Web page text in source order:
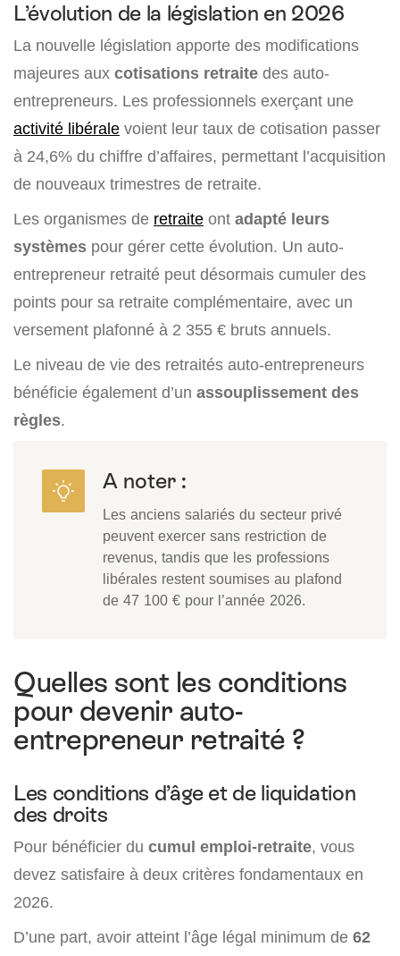
L’évolution de la législation en 2026
La nouvelle législation apporte des modifications
majeures aux cotisations retraite des auto-
entrepreneurs. Les professionnels exerçant une
activité libérale voient leur taux de cotisation passer
à 24,6% du chiffre d’affaires, permettant l’acquisition
de nouveaux trimestres de retraite.
Les organismes de retraite ont adapté leurs
systèmes pour gérer cette évolution. Un auto-
entrepreneur retraité peut désormais cumuler des
points pour sa retraite complémentaire, avec un
versement plafonné à 2 355 € bruts annuels.
Le niveau de vie des retraités auto-entrepreneurs
bénéficie également d’un assouplissement des
règles.
A noter :
Les anciens salariés du secteur privé
peuvent exercer sans restriction de
revenus, tandis que les professions
libérales restent soumises au plafond
de 47 100 € pour l’année 2026.
Quelles sont les conditions
pour devenir auto-
entrepreneur retraité ?
Les conditions d’âge et de liquidation
des droits
Pour bénéficier du cumul emploi-retraite, vous
devez satisfaire à deux critères fondamentaux en
2026.
D’une part, avoir atteint l’âge légal minimum de 62